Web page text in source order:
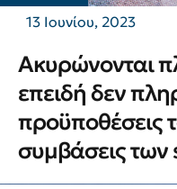
13 Ιουνίου, 2023
Ακυρώνονται
επειδή δεν
προϋποθέσεις
συμβάσεις